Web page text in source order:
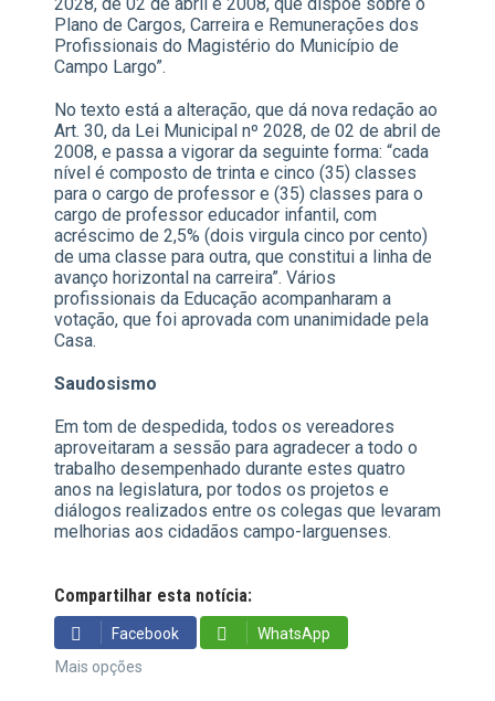
Plano de Cargos, Carreira e Remunerações dos
Profissionais do Magistério do Município de
Campo Largo”.
No texto está a alteração, que dá nova redação ao
Art. 30, da Lei Municipal nº 2028, de 02 de abril de
2008, e passa a vigorar da seguinte forma: “cada
nível é composto de trinta e cinco (35) classes
para o cargo de professor e (35) classes para o
cargo de professor educador infantil, com
acréscimo de 2,5% (dois virgula cinco por cento)
de uma classe para outra, que constitui a linha de
avanço horizontal na carreira”. Vários
profissionais da Educação acompanharam a
votação, que foi aprovada com unanimidade pela
Casa.
Saudosismo
Em tom de despedida, todos os vereadores
aproveitaram a sessão para agradecer a todo o
trabalho desempenhado durante estes quatro
anos na legislatura, por todos os projetos e
diálogos realizados entre os colegas que levaram
melhorias aos cidadãos campo-larguenses.
Compartilhar esta notícia:
Facebook
WhatsApp
Mais opções